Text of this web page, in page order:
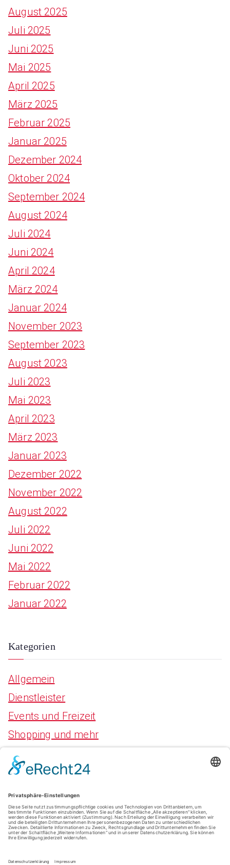
August 2025
Juli 2025
Juni 2025
Mai 2025
April 2025
März 2025
Februar 2025
Januar 2025
Dezember 2024
Oktober 2024
September 2024
August 2024
Juli 2024
Juni 2024
April 2024
März 2024
Januar 2024
November 2023
September 2023
August 2023
Juli 2023
Mai 2023
April 2023
März 2023
Januar 2023
Dezember 2022
November 2022
August 2022
Juli 2022
Juni 2022
Mai 2022
Februar 2022
Januar 2022
Kategorien
Allgemein
Dienstleister
Events und Freizeit
Shopping und mehr
Meta
Anmelden
Eintrags-Feed